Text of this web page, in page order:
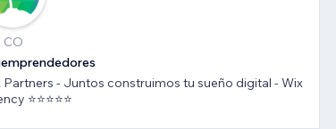
CO
Partners - Juntos construimos tu sueño digital - Wix
⭐️⭐️⭐️⭐️⭐️